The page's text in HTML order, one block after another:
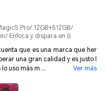
Pro/ 12GB+512GB/
Enfoca y dispara en 0,
que es una marca que her
una gran calidad y es justo l
uso más me gusta, por su dise
pantalla, el sonido y la optimiz
Ver más